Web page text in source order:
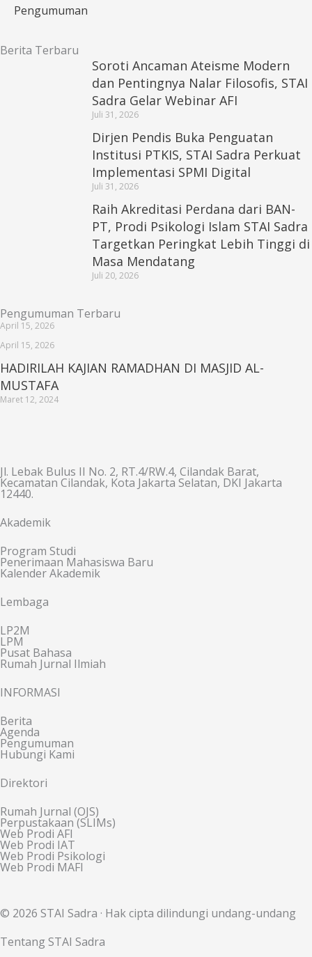
Pengumuman
Berita Terbaru
Soroti Ancaman Ateisme Modern
dan Pentingnya Nalar Filosofis, STAI
Sadra Gelar Webinar AFI
Juli 31, 2026
Dirjen Pendis Buka Penguatan
Institusi PTKIS, STAI Sadra Perkuat
Implementasi SPMI Digital
Juli 31, 2026
Raih Akreditasi Perdana dari BAN-
PT, Prodi Psikologi Islam STAI Sadra
Targetkan Peringkat Lebih Tinggi di
Masa Mendatang
Juli 20, 2026
Pengumuman Terbaru
April 15, 2026
April 15, 2026
HADIRILAH KAJIAN RAMADHAN DI MASJID AL-
MUSTAFA
Maret 12, 2024
Jl. Lebak Bulus II No. 2, RT.4/RW.4, Cilandak Barat,
Kecamatan Cilandak, Kota Jakarta Selatan, DKI Jakarta
12440.
Akademik
Program Studi
Penerimaan Mahasiswa Baru
Kalender Akademik
Lembaga
LP2M
LPM
Pusat Bahasa
Rumah Jurnal Ilmiah
INFORMASI
Berita
Agenda
Pengumuman
Hubungi Kami
Direktori
Rumah Jurnal (OJS)
Perpustakaan (SLIMs)
Web Prodi AFI
Web Prodi IAT
Web Prodi Psikologi
Web Prodi MAFI
© 2026 STAI Sadra · Hak cipta dilindungi undang-undang
Tentang STAI Sadra